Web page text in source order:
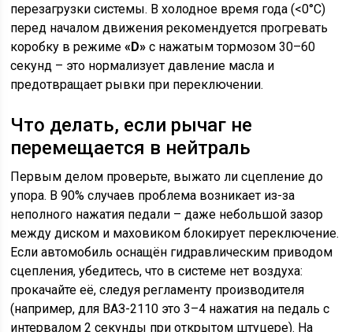
перезагрузки системы. В холодное время года (<0°C)
перед началом движения рекомендуется прогревать
коробку в режиме«D» с нажатым тормозом 30–60
секунд – это нормализует давление масла и
предотвращает рывки при переключении.
Что делать, если рычаг не
перемещается в нейтраль
Первым делом проверьте, выжато ли сцепление до
упора. В 90% случаев проблема возникает из-за
неполного нажатия педали – даже небольшой зазор
между диском и маховиком блокирует переключение.
Если автомобиль оснащён гидравлическим приводом
сцепления, убедитесь, что в системе нет воздуха:
прокачайте её, следуя регламенту производителя
(например, для ВАЗ-2110 это 3–4 нажатия на педаль с
интервалом 2 секунды при открытом штуцере). На